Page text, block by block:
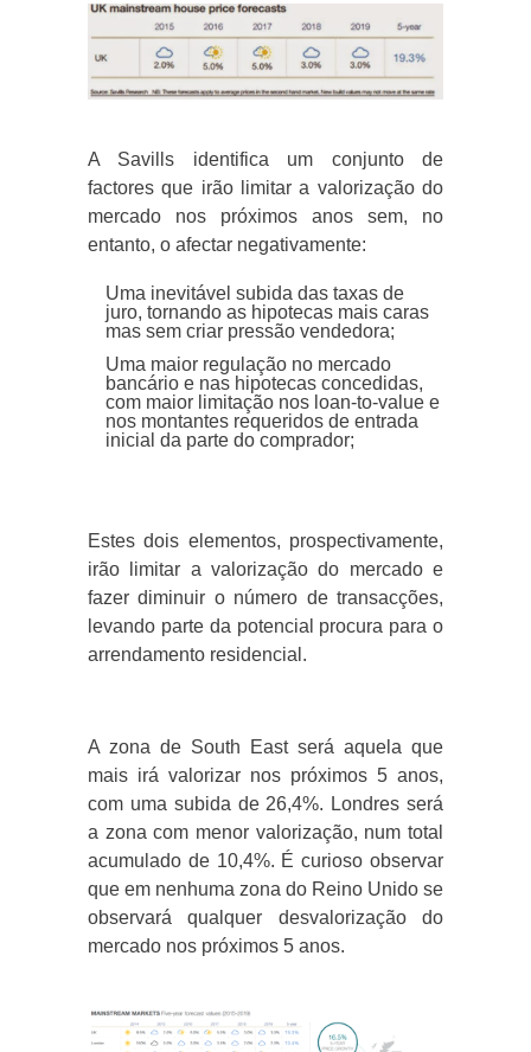
A Savills identifica um conjunto de
factores que irão limitar a valorização do
mercado nos próximos anos sem, no
entanto, o afectar negativamente:
Uma inevitável subida das taxas de
juro, tornando as hipotecas mais caras
mas sem criar pressão vendedora;
Uma maior regulação no mercado
bancário e nas hipotecas concedidas,
com maior limitação nos loan-to-value e
nos montantes requeridos de entrada
inicial da parte do comprador;
Estes dois elementos, prospectivamente,
irão limitar a valorização do mercado e
fazer diminuir o número de transacções,
levando parte da potencial procura para o
arrendamento residencial.
A zona de South East será aquela que
mais irá valorizar nos próximos 5 anos,
com uma subida de 26,4%. Londres será
a zona com menor valorização, num total
acumulado de 10,4%. É curioso observar
que em nenhuma zona do Reino Unido se
observará qualquer desvalorização do
mercado nos próximos 5 anos.